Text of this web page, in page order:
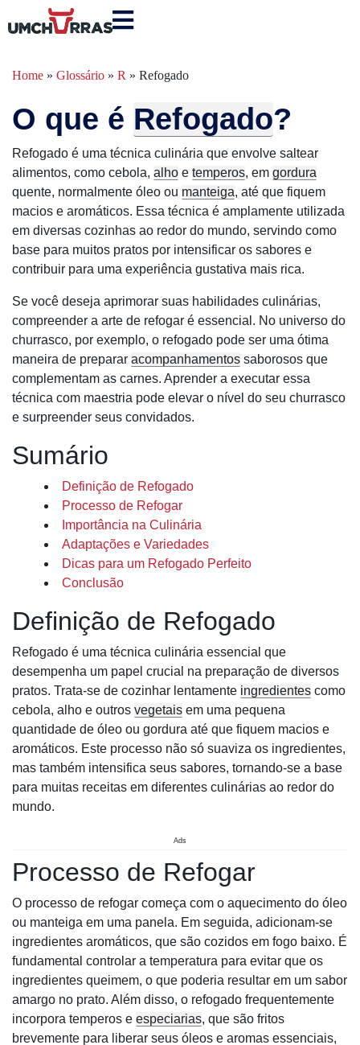
Home » Glossário » R » Refogado
O que é Refogado?
Refogado é uma técnica culinária que envolve saltear
alimentos, como cebola, alho e temperos, em gordura
quente, normalmente óleo ou manteiga, até que fiquem
macios e aromáticos. Essa técnica é amplamente utilizada
em diversas cozinhas ao redor do mundo, servindo como
base para muitos pratos por intensificar os sabores e
contribuir para uma experiência gustativa mais rica.
Se você deseja aprimorar suas habilidades culinárias,
compreender a arte de refogar é essencial. No universo do
churrasco, por exemplo, o refogado pode ser uma ótima
maneira de preparar acompanhamentos saborosos que
complementam as carnes. Aprender a executar essa
técnica com maestria pode elevar o nível do seu churrasco
e surpreender seus convidados.
Sumário
Definição de Refogado
Processo de Refogar
Importância na Culinária
Adaptações e Variedades
Dicas para um Refogado Perfeito
Conclusão
Definição de Refogado
Refogado é uma técnica culinária essencial que
desempenha um papel crucial na preparação de diversos
pratos. Trata-se de cozinhar lentamente ingredientes como
cebola, alho e outros vegetais em uma pequena
quantidade de óleo ou gordura até que fiquem macios e
aromáticos. Este processo não só suaviza os ingredientes,
mas também intensifica seus sabores, tornando-se a base
para muitas receitas em diferentes culinárias ao redor do
mundo.
Ads
Processo de Refogar
O processo de refogar começa com o aquecimento do óleo
ou manteiga em uma panela. Em seguida, adicionam-se
ingredientes aromáticos, que são cozidos em fogo baixo. É
fundamental controlar a temperatura para evitar que os
ingredientes queimem, o que poderia resultar em um sabor
amargo no prato. Além disso, o refogado frequentemente
incorpora temperos e especiarias, que são fritos
brevemente para liberar seus óleos e aromas essenciais,